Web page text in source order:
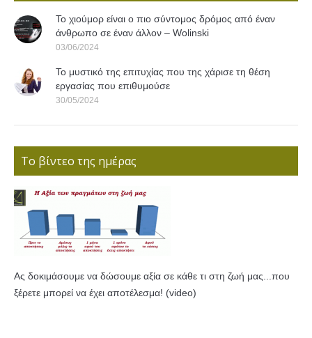
Το χιούμορ είναι ο πιο σύντομος δρόμος από έναν
άνθρωπο σε έναν άλλον – Wolinski
03/06/2024
Το μυστικό της επιτυχίας που της χάρισε τη θέση
εργασίας που επιθυμούσε
30/05/2024
Το βίντεο της ημέρας
Ας δοκιμάσουμε να δώσουμε αξία σε κάθε τι στη ζωή μας...που
ξέρετε μπορεί να έχει αποτέλεσμα! (video)